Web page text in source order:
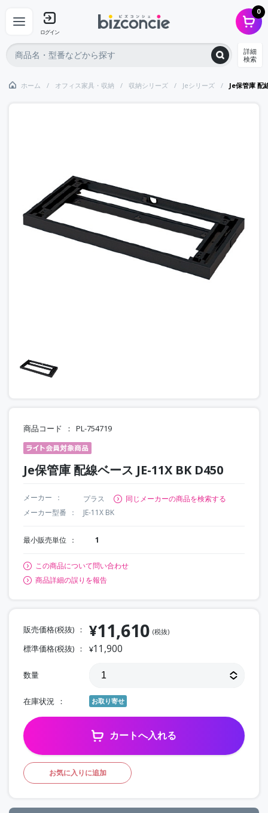
ログイン
0
詳細
検索
ホーム オフィス家具・収納 収納シリーズ Jeシリーズ Je保管庫 配
商品コード PL-754719
Je保管庫 配線ベース JE-11X BK D450
メーカー プラス
同じメーカーの商品を検索する
メーカー型番
JE-11X BK
最小販売単位 1
この商品について問い合わせ
商品詳細の誤りを報告
販売価格(税抜) ¥11,610 (税抜)
標準価格(税抜) ¥11,900
数量
在庫状況 お取り寄せ
カートへ入れる
お気に入りに追加